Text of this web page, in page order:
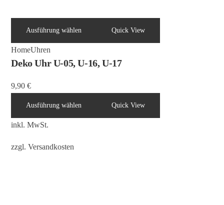
Ausführung wählen Quick View
HomeUhren
Deko Uhr U-05, U-16, U-17
9,90€
Ausführung wählen Quick View
inkl. MwSt.
zzgl.Versandkosten